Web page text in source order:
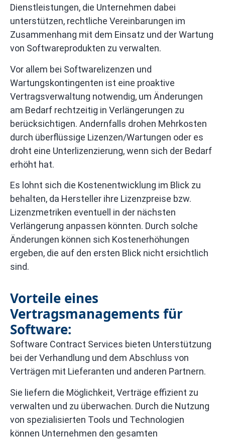
Dienstleistungen, die Unternehmen dabei
unterstützen, rechtliche Vereinbarungen im
Zusammenhang mit dem Einsatz und der Wartung
von Softwareprodukten zu verwalten.
Vor allem bei Softwarelizenzen und
Wartungskontingenten ist eine proaktive
Vertragsverwaltung notwendig, um Änderungen
am Bedarf rechtzeitig in Verlängerungen zu
berücksichtigen. Andernfalls drohen Mehrkosten
durch überflüssige Lizenzen/Wartungen oder es
droht eine Unterlizenzierung, wenn sich der Bedarf
erhöht hat.
Es lohnt sich die Kostenentwicklung im Blick zu
behalten, da Hersteller ihre Lizenzpreise bzw.
Lizenzmetriken eventuell in der nächsten
Verlängerung anpassen könnten. Durch solche
Änderungen können sich Kostenerhöhungen
ergeben, die auf den ersten Blick nicht ersichtlich
sind.
Vorteile eines
Vertragsmanagements für
Software:
Software Contract Services bieten Unterstützung
bei der Verhandlung und dem Abschluss von
Verträgen mit Lieferanten und anderen Partnern.
Sie liefern die Möglichkeit, Verträge effizient zu
verwalten und zu überwachen. Durch die Nutzung
von spezialisierten Tools und Technologien
können Unternehmen den gesamten